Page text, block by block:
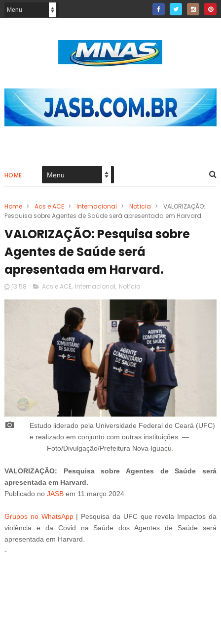
HOME
Home > Acs e ACE > Internacional > Notícia >
VALORIZAÇÃO:
Pesquisa sobre Agentes de Saúde será apresentada em Harvard.
VALORIZAÇÃO: Pesquisa sobre
Agentes de Saúde será
apresentada em Harvard.
13:58 Acs e ACE, Internacional, Notícia
Estudo liderado pela Universidade Federal do Ceará (UFC)
e realizado em conjunto com outras instituições.—
Foto/Divulgação/Prefeitura Nova Iguacu
VALORIZAÇÃO: Pesquisa sobre Agentes de Saúde será
apresentada em Harvard.
Publicado no JASB em 11 .março.2024.
Grupos no WhatsApp | Pesquisa da UFC que revela Impactos da
violência e da Covid na Saúde dos Agentes de Saúde será
apresentada em Harvard
-